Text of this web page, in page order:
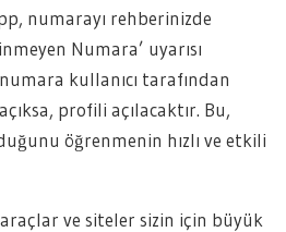
numarayı rehberinizde
Numara’ uyarısı
kullanıcı tarafından
profili açılacaktır. Bu,
öğrenmenin hızlı ve etkili
ve siteler sizin için büyük